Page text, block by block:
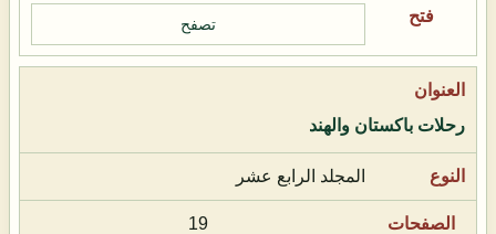
تصفح
رحلات باكستان والهند
المجلد الرابع عشر
19